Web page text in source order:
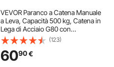
VEVOR Paranco a Catena Manuale
a Leva, Capacità 500 kg, Catena in
Lega di Acciaio G80 con
Sollevamento di 3 m e Freno
Meccanico a Doppio Nottolino,
Ganci Rotanti, per Magazzino
Garage
(123)
6090€